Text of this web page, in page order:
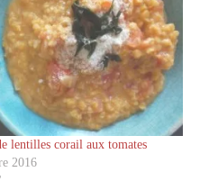
lentilles corail aux tomates
2016